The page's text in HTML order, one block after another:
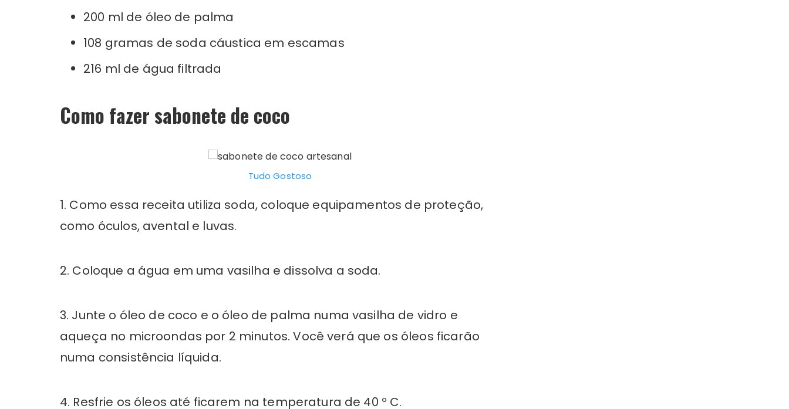
200 ml de óleo de palma
108 gramas de soda cáustica em escamas
216 ml de água filtrada
Como fazer sabonete de coco
Tudo Gostoso
1. Como essa receita utiliza soda, coloque equipamentos de proteção,
como óculos, avental e luvas.
2. Coloque a água em uma vasilha e dissolva a soda.
3. Junte o óleo de coco e o óleo de palma numa vasilha de vidro e
aqueça no microondas por 2 minutos. Você verá que os óleos ficarão
numa consistência líquida.
4. Resfrie os óleos até ficarem na temperatura de 40 º C.